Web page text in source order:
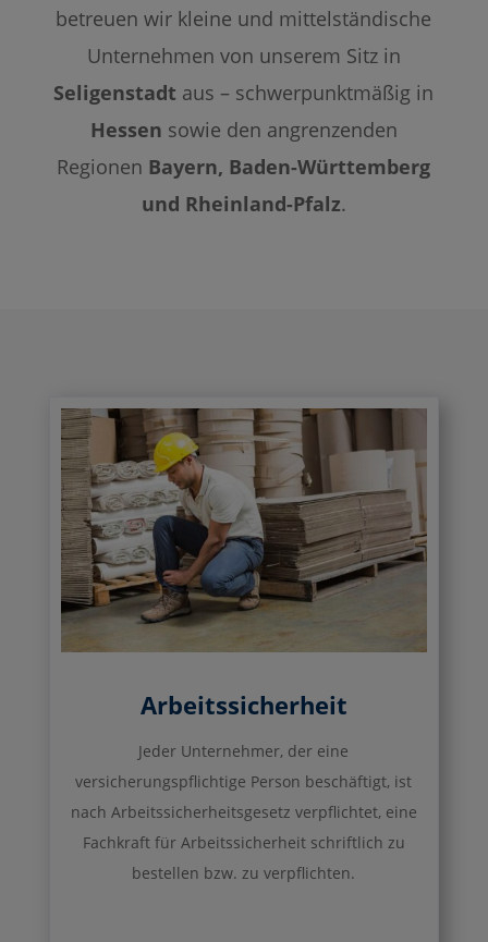
betreuen wir kleine und mittelständische
Unternehmen von unserem Sitz in
Seligenstadt aus – schwerpunktmäßig in
Hessen sowie den angrenzenden
Regionen Bayern, Baden-Württemberg
und Rheinland-Pfalz.
Arbeitssicherheit
Jeder Unternehmer, der eine
versicherungspflichtige Person beschäftigt, ist
nach Arbeitssicherheitsgesetz verpflichtet, eine
Fachkraft für Arbeitssicherheit schriftlich zu
bestellen bzw. zu verpflichten.